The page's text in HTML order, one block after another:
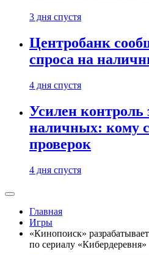
3 дня спустя
Центробанк
спроса на
4 дня спустя
Усилен контроль
наличных: кому
проверок
4 дня спустя
Главная
Игры
«Кинопоиск»
по сериалу «Кибердеревня»